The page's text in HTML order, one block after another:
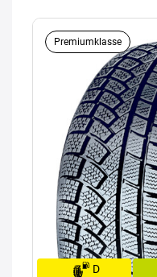
Premiumklasse
D